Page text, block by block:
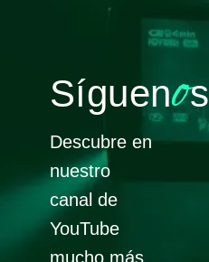
Síguenos
Descubre en
nuestro
canal de
YouTube
mucho más